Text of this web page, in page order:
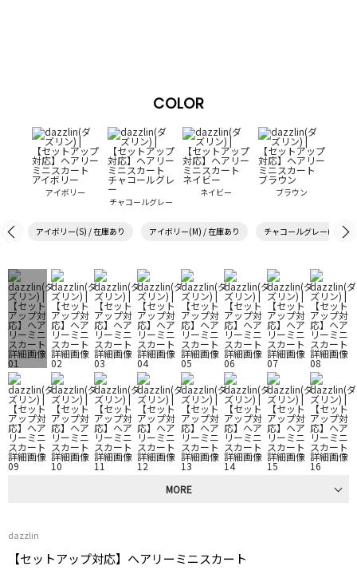
COLOR
アイボリー
チャコールグレー
ネイビー ブラウン
アイボリー(S) / 在庫あり アイボリー(M) / 在庫あり チャコールグレー(S) / 在
MORE
dazzlin
【セットアップ対応】ヘアリーミニスカート